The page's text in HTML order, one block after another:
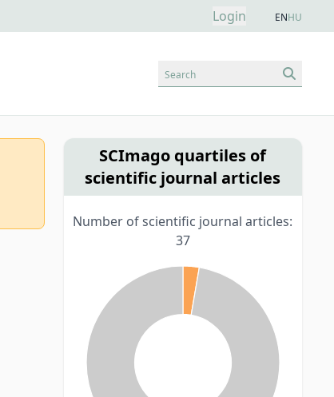
Login ENHU
Search
SCImago quartiles of
scientific journal articles
Number of scientific journal articles:
37